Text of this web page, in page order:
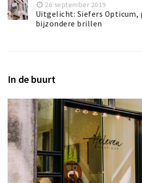
26 september 2019
Uitgelicht: Siefers Opticum,
bijzondere brillen
In de buurt